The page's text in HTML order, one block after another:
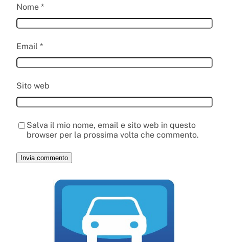
Nome *
Email *
Sito web
Salva il mio nome, email e sito web in questo
browser per la prossima volta che commento.